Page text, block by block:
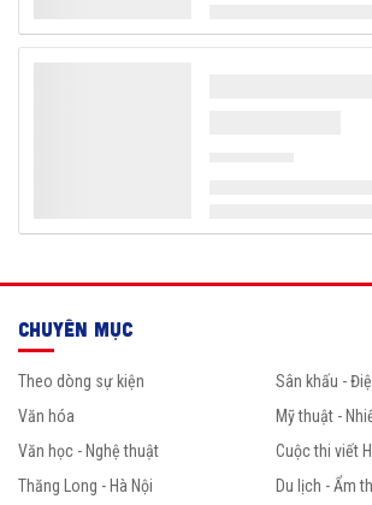
CHUYÊN MỤC
Theo dòng sự kiện
Văn hóa
Văn học - Nghệ thuật
Thăng Long - Hà Nội
Sân khấu -
Mỹ thuật -
Cuộc thi viết
Du lịch - Ẩm